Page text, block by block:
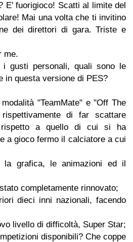
E' fuorigioco! Scatti al limite del
Mai una volta che ti invitino
dei direttori di gara. Triste e
me.
i gusti personali, quali sono le
in questa versione di PES?
"TeamMate" e "Off The
di far scattare
rispetto a quello di cui si ha
a gioco fermo il calciatore a cui
la grafica, le animazioni ed il
completamente rinnovato;
dieci inni nazionali, facendo
livello di difficoltà, Super Star;
disponibili? Che coppe